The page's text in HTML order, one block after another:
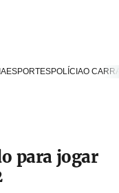
ESPORTESPOLÍCIAO
para jogar